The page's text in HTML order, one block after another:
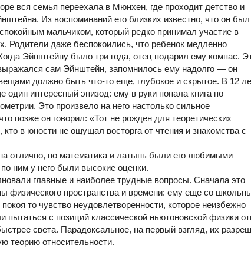
вся семья переехала в Мюнхен, где проходит детство и
Из воспоминаний его близких известно, что он был
мальчиком, который редко принимал участие в
Родители даже беспокоились, что ребенок медленно
Эйнштейну было три года, отец подарил ему компас.
сам Эйнштейн, запомнилось ему надолго — он
должно быть что-то еще, глубокое и скрытое. В 12
один интересный эпизод: ему в руки попала книга по
Это произвело на него настолько сильное
позже он говорил: «Тот не рожден для теоретических
кто в юности не ощущал восторга от чтения и знакомства с
отлично, но математика и латынь были его любимыми
ним у него были высокие оценки.
главные и наиболее трудные вопросы. Сначала это
физического пространства и времени: ему еще со
то чувство неудовлетворенности, которое неизбежно
пытаться с позиций классической ньютоновской физики
света. Парадоксальное, на первый взгляд, их
теорию относительности.